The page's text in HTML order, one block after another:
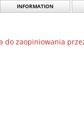
INFORMATION
do zaopiniowania